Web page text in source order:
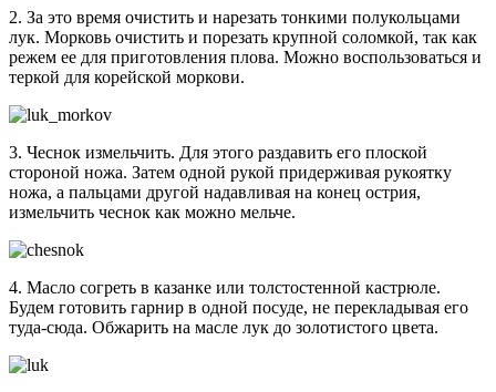
2. За это время очистить и нарезать тонкими полукольцами
лук. Морковь очистить и порезать крупной соломкой, так как
режем ее для приготовления плова. Можно воспользоваться и
теркой для корейской моркови.
3. Чеснок измельчить. Для этого раздавить его плоской
стороной ножа. Затем одной рукой придерживая рукоятку
ножа, а пальцами другой надавливая на конец острия,
измельчить чеснок как можно мельче.
4. Масло согреть в казанке или толстостенной кастрюле.
Будем готовить гарнир в одной посуде, не перекладывая его
туда-сюда. Обжарить на масле лук до золотистого цвета.